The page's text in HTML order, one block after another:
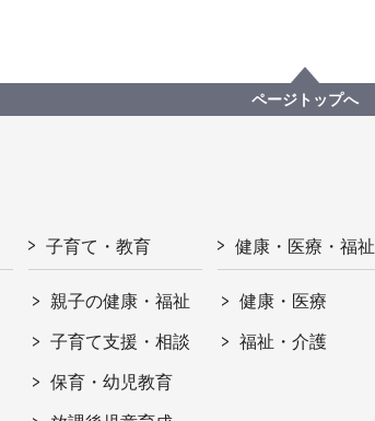
ページトップへ
子育て・教育
親子の健康・福祉
子育て支援・相談
保育・幼児教育
健康・医療・福祉
健康・医療
福祉・介護